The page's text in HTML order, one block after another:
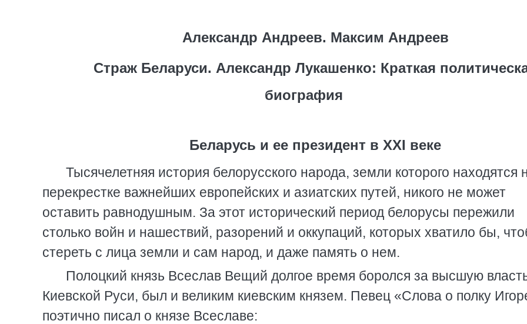
Александр Андреев. Максим Андреев
Страж Беларуси. Александр Лукашенко: Краткая
биография
Беларусь и ее президент в XXI веке
Тысячелетняя история белорусского народа, земли которого находятся
перекрестке важнейших европейских и азиатских путей, никого не может
оставить равнодушным. За этот исторический период белорусы пережили
столько войн и нашествий, разорений и оккупаций, которых хватило бы,
стереть с лица земли и сам народ, и даже память о нем.
Полоцкий князь Всеслав Вещий долгое время боролся за высшую
Киевской Руси, был и великим киевским князем. Певец «Слова о полку
поэтично писал о князе Всеславе: